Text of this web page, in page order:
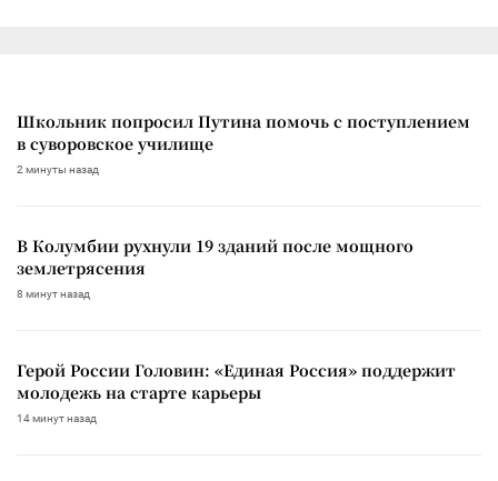
Школьник попросил Путина помочь с поступлением
в суворовское училище
2 минуты назад
В Колумбии рухнули 19 зданий после мощного
землетрясения
8 минут назад
Герой России Головин: «Единая Россия» поддержит
молодежь на старте карьеры
14 минут назад